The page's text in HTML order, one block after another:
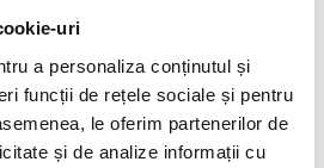
uri
a personaliza conținutul și
funcții de rețele sociale și pentru
le oferim partenerilor de
și de analize informații cu
și-a rupt tendonul lui Ahile stâng
de a-și apăra titlul olimpic cucerit în
nu a reușit să se califice cu echipa sa
consecutiv la Jocurile Olimpice.